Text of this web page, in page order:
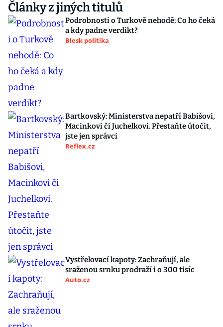
Články z jiných titulů
Podrobnosti o Turkově nehodě: Co ho čeká
a kdy padne verdikt?
Blesk politika
Bartkovský: Ministerstva nepatří Babišovi,
Macinkovi či Juchelkovi. Přestaňte útočit,
jste jen správci
Reflex.cz
Vystřelovací kapoty: Zachraňují, ale
sraženou srnku prodraží i o 300 tisíc
Auto.cz